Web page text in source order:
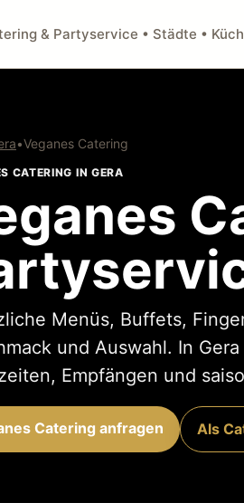
& Partyservice • Städte •
•Veganes Catering
CATERING IN GERA
Menüs, Buffets,
und Auswahl. In
Empfängen und
Catering anfragen Als